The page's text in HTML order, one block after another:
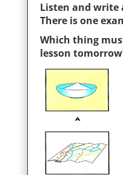
Listen and write
There is one
Which thing
lesson